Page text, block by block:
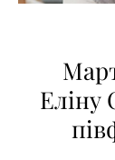
Еліну